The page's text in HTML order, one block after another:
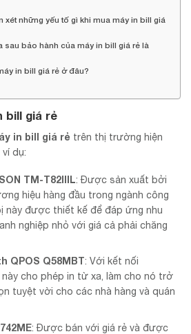
xét những yếu tố gì khi mua máy in bill giá
sau bảo hành của máy in bill giá rẻ là
in bill giá rẻ ở đâu?
bill giá rẻ
in bill giá rẻ trên thị trường hiện
dụ:
TM-T82IIIL: Được sản xuất bởi
hiệu hàng đầu trong ngành công
này được thiết kế để đáp ứng nhu
nghiệp nhỏ với giá cả phải chăng
QPOS Q58MBT: Với kết nối
này cho phép in từ xa, làm cho nó trở
tuyệt vời cho các nhà hàng và quán
: Được bán với giá rẻ và được